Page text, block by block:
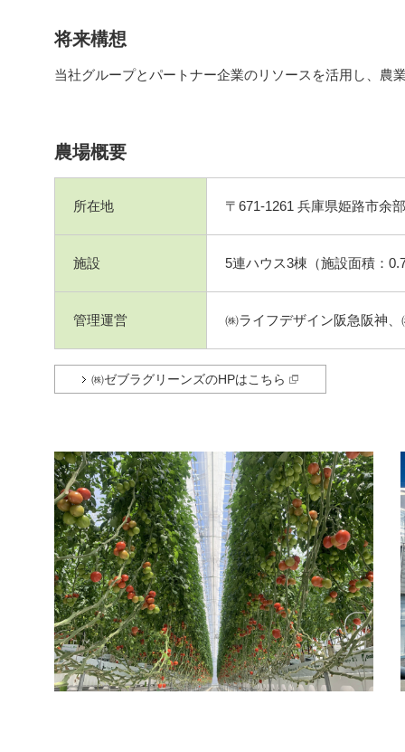
将来構想
当社グループとパートナー企業のリソースを活用し、農
農場概要
所在地 〒671-1261 兵庫県姫路市余
施設 5連ハウス3棟（施設面積：
管理運営 ㈱ライフデザイン阪急阪神
㈱ゼブラグリーンズのHPはこちら